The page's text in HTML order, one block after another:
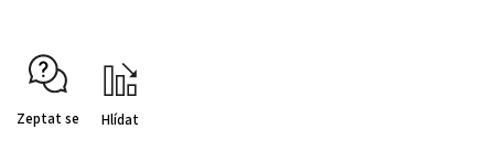
Zeptat se Hlídat